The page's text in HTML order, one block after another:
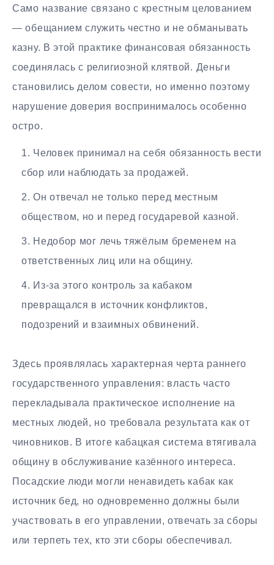
Само название связано с крестным целованием
— обещанием служить честно и не обманывать
казну. В этой практике финансовая обязанность
соединялась с религиозной клятвой. Деньги
становились делом совести, но именно поэтому
нарушение доверия воспринималось особенно
остро.
Человек принимал на себя обязанность вести
сбор или наблюдать за продажей.
Он отвечал не только перед местным
обществом, но и перед государевой казной.
Недобор мог лечь тяжёлым бременем на
ответственных лиц или на общину.
Из-за этого контроль за кабаком
превращался в источник конфликтов,
подозрений и взаимных обвинений.
Здесь проявлялась характерная черта раннего
государственного управления: власть часто
перекладывала практическое исполнение на
местных людей, но требовала результата как от
чиновников. В итоге кабацкая система втягивала
общину в обслуживание казённого интереса.
Посадские люди могли ненавидеть кабак как
источник бед, но одновременно должны были
участвовать в его управлении, отвечать за сборы
или терпеть тех, кто эти сборы обеспечивал.